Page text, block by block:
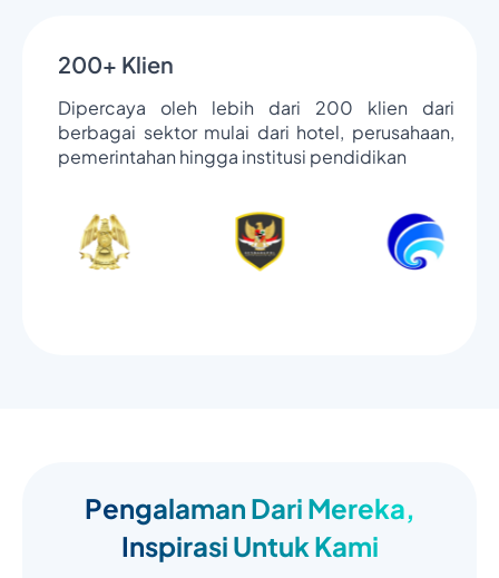
200+ Klien
Dipercaya oleh lebih dari 200 klien dari
berbagai sektor mulai dari hotel, perusahaan,
pemerintahan hingga institusi pendidikan
Pengalaman Dari Mereka,
Inspirasi Untuk Kami